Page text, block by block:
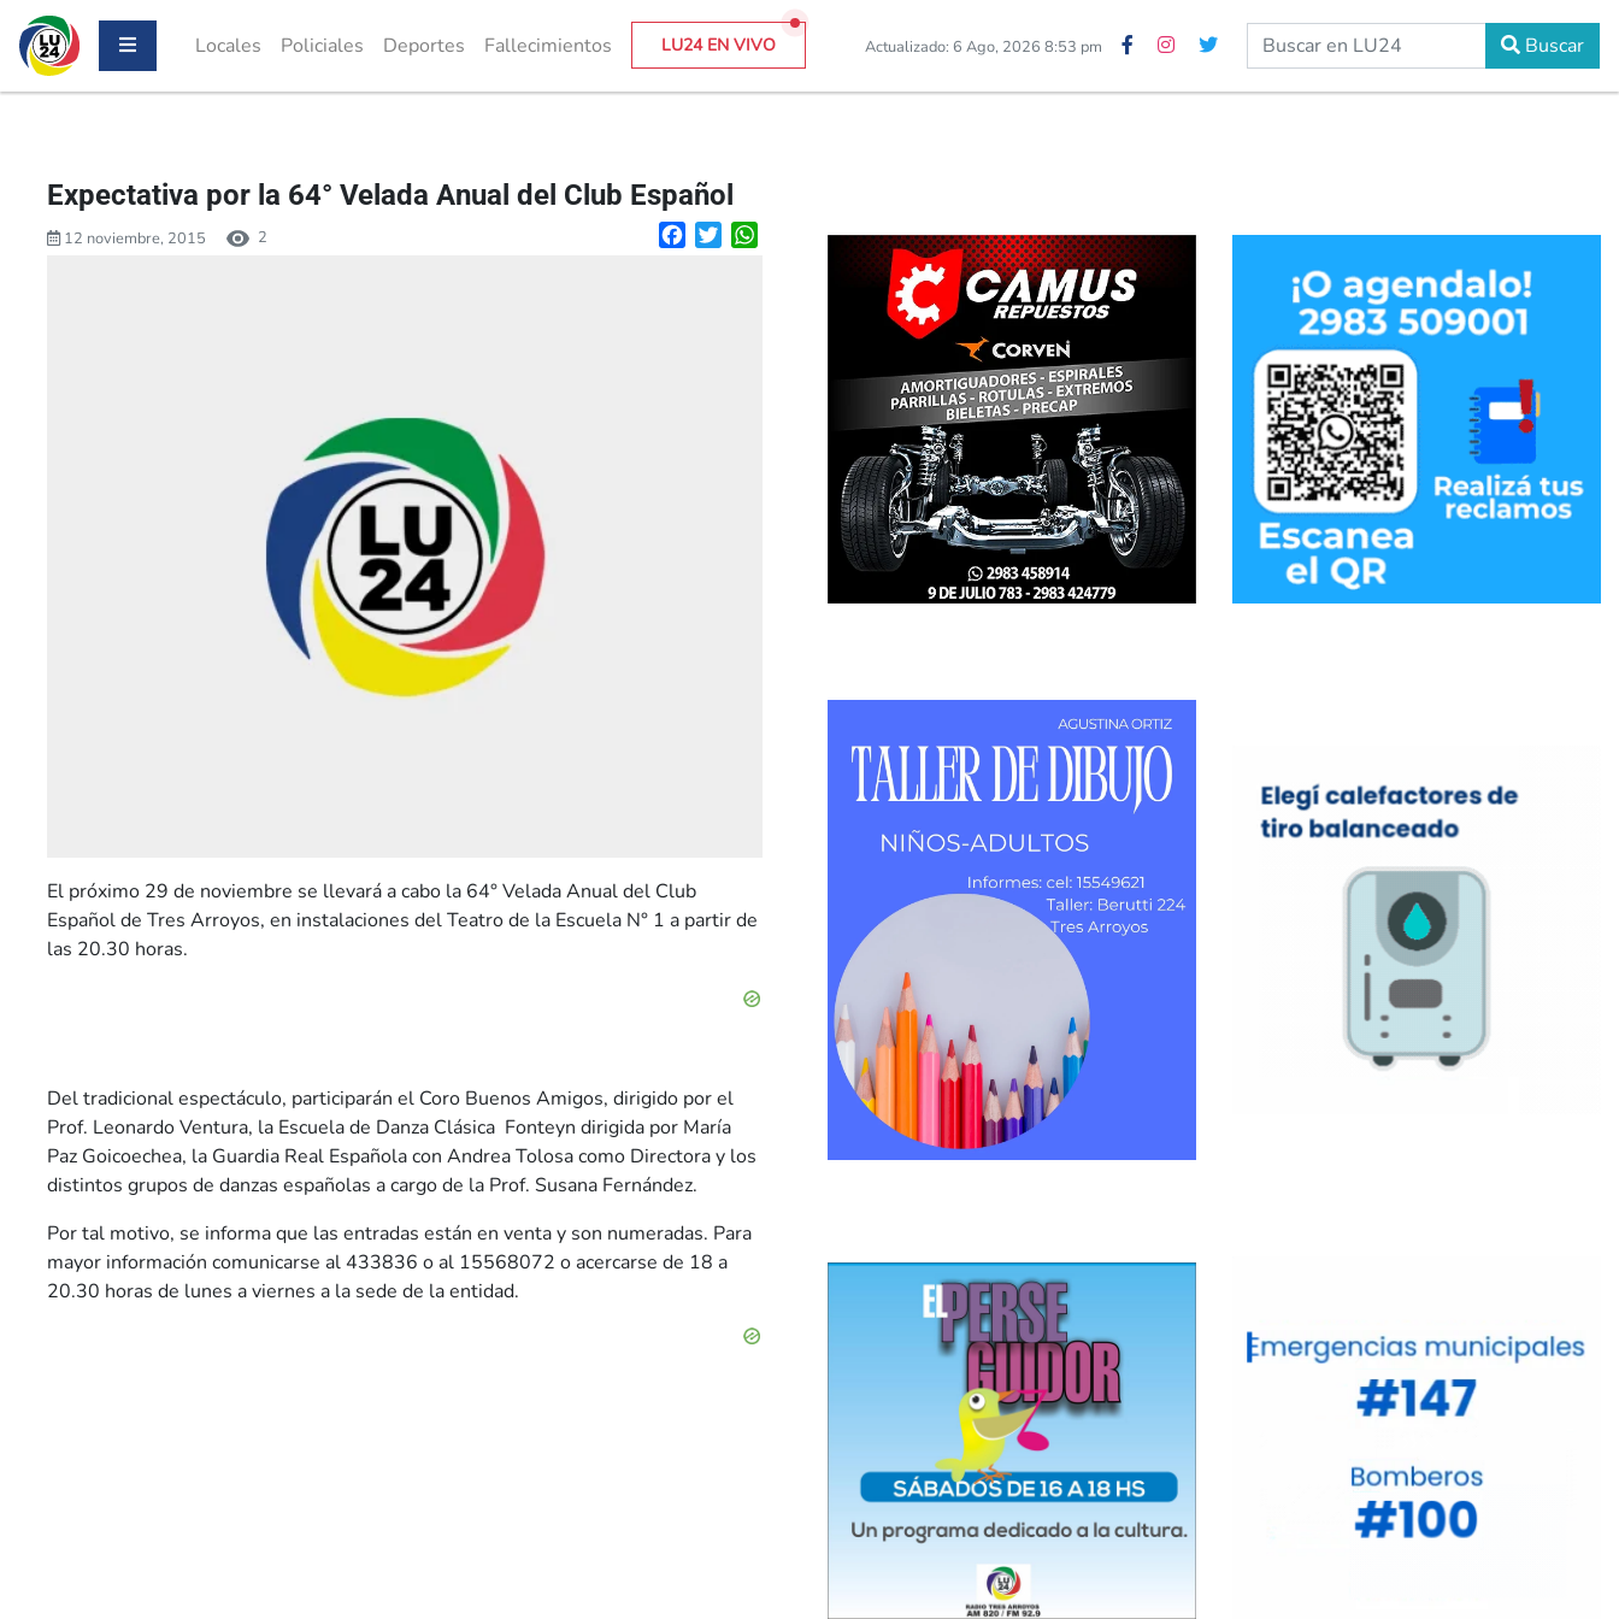
Locales Policiales Deportes Fallecimientos LU24 EN VIVO Actualizado: 6 Ago, 2026 8:53 pm Buscar
Expectativa por la 64° Velada Anual del Club Español
12 noviembre, 2015 2 FacebookTwitterWhatsApp
El próximo 29 de noviembre se llevará a cabo la 64° Velada Anual del Club
Español de Tres Arroyos, en instalaciones del Teatro de la Escuela N° 1 a partir de
las 20.30 horas.
Del tradicional espectáculo, participarán el Coro Buenos Amigos, dirigido por el
Prof. Leonardo Ventura, la Escuela de Danza Clásica Fonteyn dirigida por María
Paz Goicoechea, la Guardia Real Española con Andrea Tolosa como Directora y los
distintos grupos de danzas españolas a cargo de la Prof. Susana Fernández.
Por tal motivo, se informa que las entradas están en venta y son numeradas. Para
mayor información comunicarse al 433836 o al 15568072 o acercarse de 18 a
20.30 horas de lunes a viernes a la sede de la entidad.